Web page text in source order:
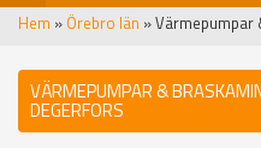
Hem » Örebro län »
VÄRMEPUMPAR &
DEGERFORS